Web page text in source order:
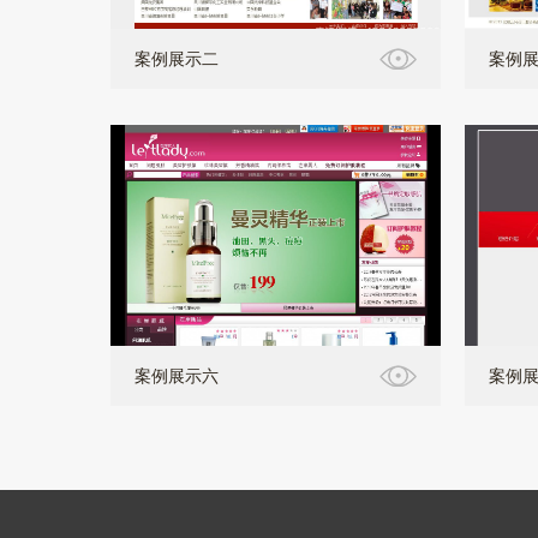
案例展示二 案例
案例展示六 案例